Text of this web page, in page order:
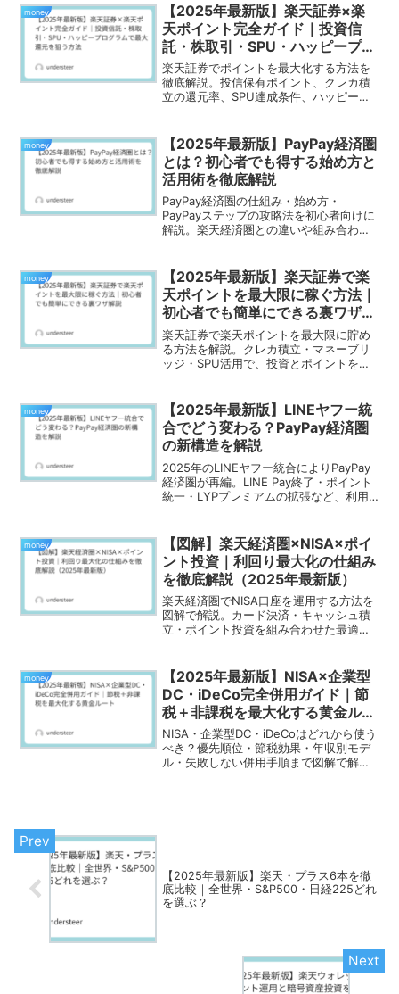
money
【2025年最新版】楽天証券×楽
天ポイント完全ガイド｜投資信
託・株取引・SPU・ハッピープロ
グラムで最⼤還元を狙う方法
楽天証券でポイントを最大化する方法を
徹底解説。投信保有ポイント、クレカ積
立の還元率、SPU達成条件、ハッピープ
money
【2025年最新版】PayPay経済圏
とは？初心者でも得する始め方と
活用術を徹底解説
PayPay経済圏の仕組み・始め方・
PayPayステップの攻略法を初心者向けに
解説。楽天経済圏との違いや組み合わせ
money
【2025年最新版】楽天証券で楽
天ポイントを最大限に稼ぐ方法｜
初心者でも簡単にできる裏ワザ解
説
楽天証券で楽天ポイントを最大限に貯め
る方法を解説。クレカ積立・マネーブリ
ッジ・SPU活用で、投資とポイントを同
money
【2025年最新版】LINEヤフー統
合でどう変わる？PayPay経済圏
の新構造を解説
2025年のLINEヤフー統合によりPayPay
経済圏が再編。LINE Pay終了・ポイント
統一・LYPプレミアムの拡張など、利用
money
【図解】楽天経済圏×NISA×ポイ
ント投資｜利回り最大化の仕組み
を徹底解説（2025年最新版）
楽天経済圏でNISA口座を運用する方法を
図解で解説。カード決済・キャッシュ積
立・ポイント投資を組み合わせた最適ル
money
【2025年最新版】NISA×企業型
DC・iDeCo完全併用ガイド｜節
税＋非課税を最大化する黄金ルー
ト
NISA・企業型DC・iDeCoはどれから使う
べき？優先順位・節税効果・年収別モデ
ル・失敗しない併用手順まで図解で解
【2025年最新版】楽天・プラス6本を徹
底比較｜全世界・S&P500・日経225どれ
を選ぶ？